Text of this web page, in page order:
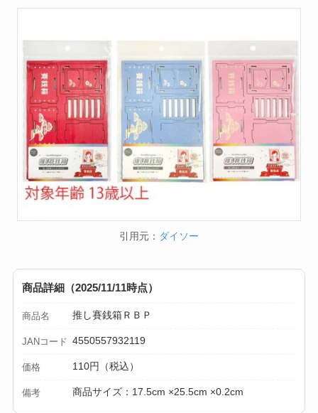
引用元： ダイソー
商品詳細（2025/11/11時点）
商品名 推し賽銭箱ＲＢＰ
JANコード 4550557932119
価格 110円（税込）
備考 商品サイズ：17.5cm ×25.5cm ×0.2cm